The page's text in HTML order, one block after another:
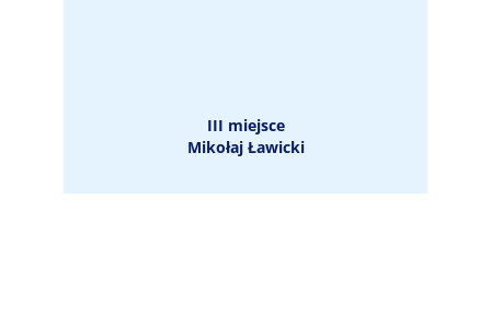
III miejsce
Mikołaj Ławicki